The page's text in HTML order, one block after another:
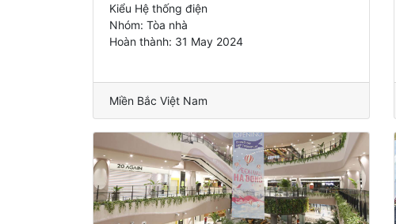
Kiểu Hệ thống điện
Nhóm: Tòa nhà
Hoàn thành: 31 May 2024
Miền Bắc Việt Nam